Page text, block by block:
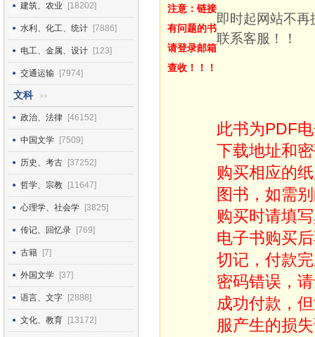
建筑、农业 [18202]
水利、化工、统计 [7886]
电工、金属、设计 [123]
交通运输 [7974]
文科 >>
政治、法律 [46152]
中国文学 [7509]
历史、考古 [37252]
哲学、宗教 [11647]
心理学、社会学 [3825]
传记、回忆录 [769]
古籍 [7]
外国文学 [37]
语言、文字 [2888]
文化、教育 [13172]
注意：链接
有问题的书
请登录邮箱
查收！！！
即时起网站不
联系客服！！
此书为PDF
下载地址和
购买相应的
图书，如需
购买时请填
电子书购买
切记，付款
密码错误，
成功付款，
服产生的损